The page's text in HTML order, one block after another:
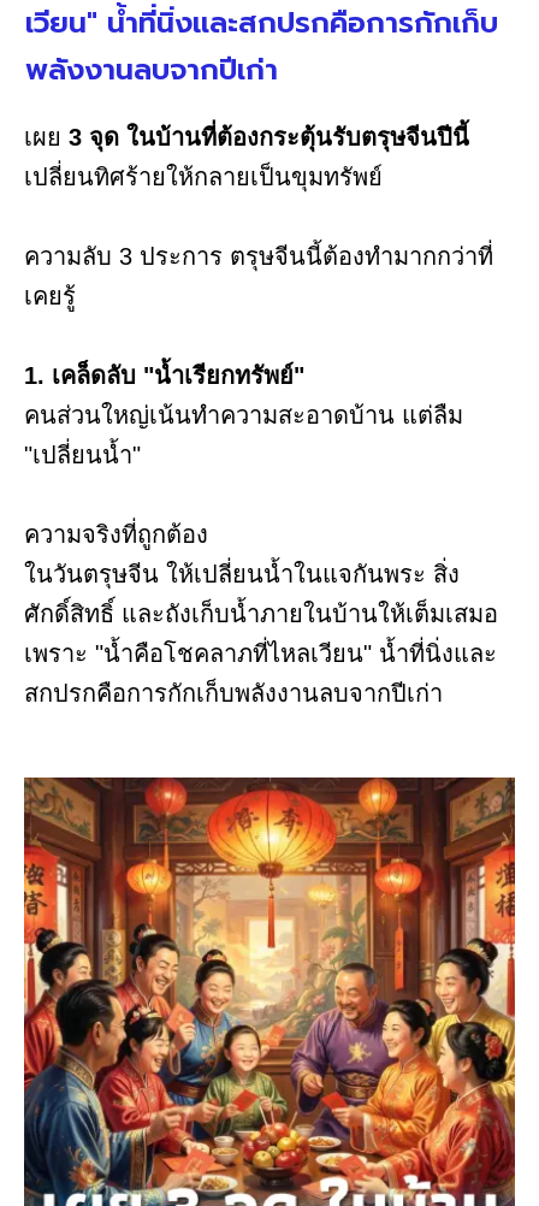
เวียน" น้ำที่นิ่งและสกปรกคือการกักเก็บ
พลังงานลบจากปีเก่า
เผย 3 จุด ในบ้านที่ต้องกระตุ้นรับตรุษจีนปีนี้
เปลี่ยนทิศร้ายให้กลายเป็นขุมทรัพย์
ความลับ 3 ประการ ตรุษจีนนี้ต้องทำมากกว่าที่
เคยรู้
1. เคล็ดลับ "น้ำเรียกทรัพย์"
คนส่วนใหญ่เน้นทำความสะอาดบ้าน แต่ลืม
"เปลี่ยนน้ำ"
ความจริงที่ถูกต้อง
ในวันตรุษจีน ให้เปลี่ยนน้ำในแจกันพระ สิ่ง
ศักดิ์สิทธิ์ และถังเก็บน้ำภายในบ้านให้เต็มเสมอ
เพราะ "น้ำคือโชคลาภที่ไหลเวียน" น้ำที่นิ่งและ
สกปรกคือการกักเก็บพลังงานลบจากปีเก่า